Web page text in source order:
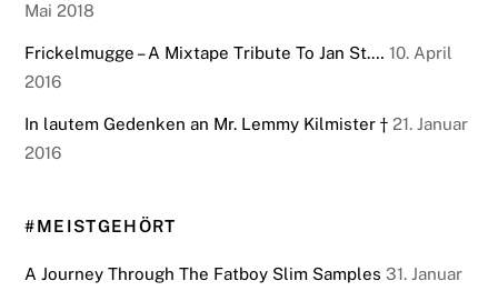
Mai 2018
Frickelmugge – A Mixtape Tribute To Jan St.… 10. April
2016
In lautem Gedenken an Mr. Lemmy Kilmister † 21. Januar
2016
#MEISTGEHÖRT
A Journey Through The Fatboy Slim Samples 31. Januar